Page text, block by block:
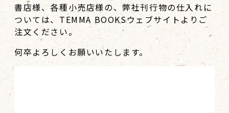
書店様、各種小売店様の、弊社刊行物の仕入れに
ついては、TEMMA BOOKSウェブサイトよりご
注文ください。
何卒よろしくお願いいたします。